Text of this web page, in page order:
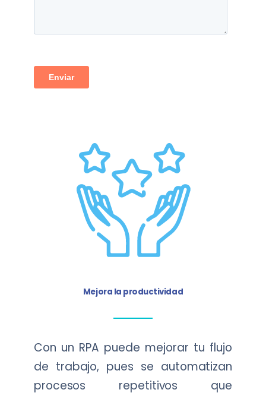
Mejora la productividad
Con un RPA puede mejorar tu flujo
de trabajo, pues se automatizan
procesos repetitivos que